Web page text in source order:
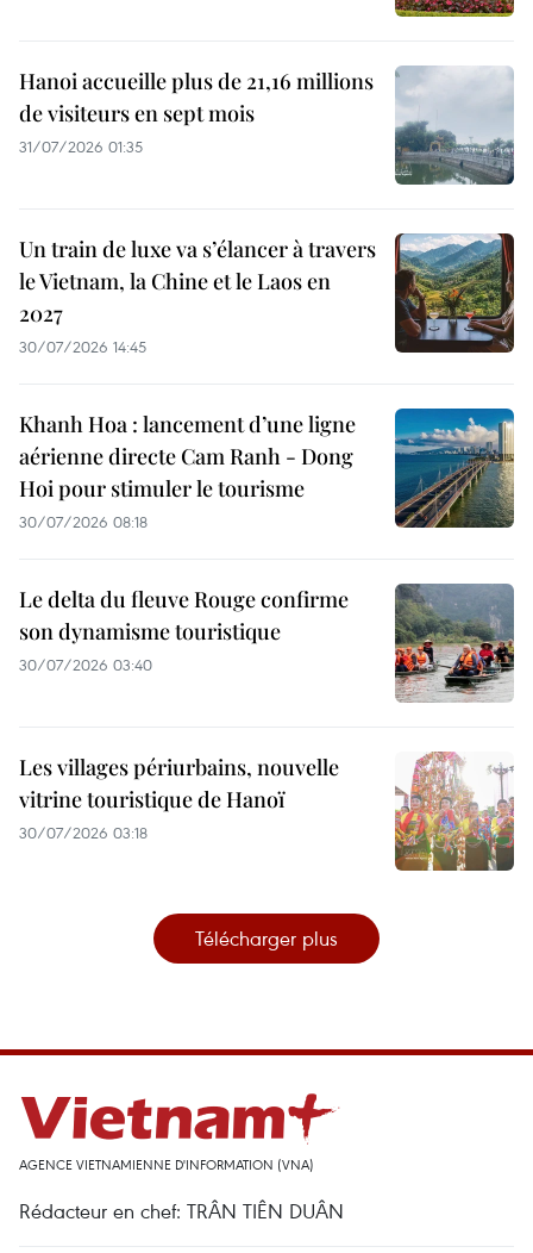
Hanoi accueille plus de 21,16 millions
de visiteurs en sept mois ​
31/07/2026 01:35
Un train de luxe va s’élancer à travers
le Vietnam, la Chine et le Laos en
2027
30/07/2026 14:45
Khanh Hoa : lancement d’une ligne
aérienne directe Cam Ranh - Dong
Hoi pour stimuler le tourisme
30/07/2026 08:18
Le delta du fleuve Rouge confirme
son dynamisme touristique
30/07/2026 03:40
Les villages périurbains, nouvelle
vitrine touristique de Hanoï
30/07/2026 03:18
Télécharger plus
AGENCE VIETNAMIENNE D'INFORMATION (VNA)
Rédacteur en chef: TRÂN TIÊN DUÂN